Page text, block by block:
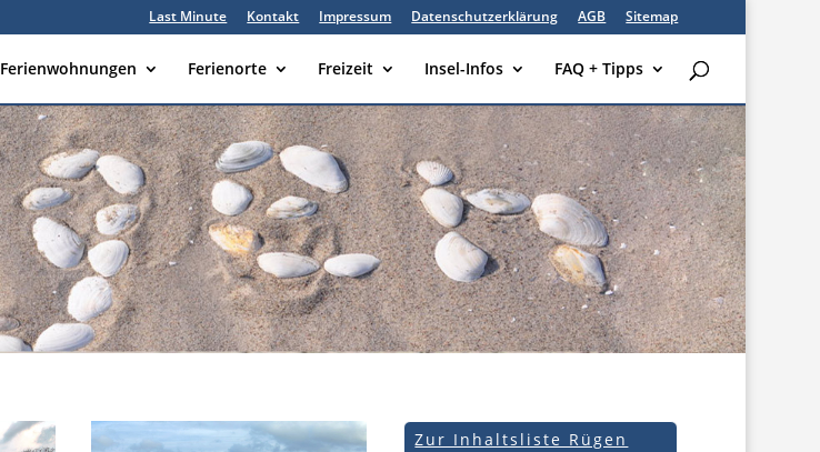
Last Minute Kontakt Impressum Datenschutzerklärung AGB Sitemap
Ferienwohnungen Ferienorte Freizeit Insel-Infos FAQ + Tipps
Zur Inhaltsliste Rügen